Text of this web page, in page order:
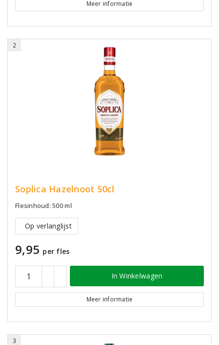
Meer informatie
2
Soplica Hazelnoot 50cl
Flesinhoud: 500 ml
Op verlanglijst
9,95 per fles
In Winkelwagen
Meer informatie
3